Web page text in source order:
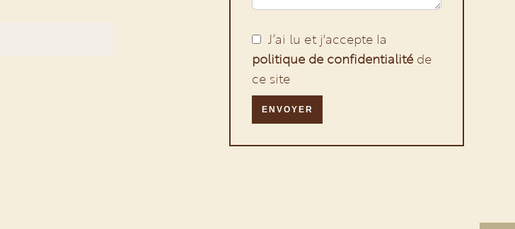
J’ai lu et j'accepte la
politique de confidentialitéde
ce site
ENVOYER